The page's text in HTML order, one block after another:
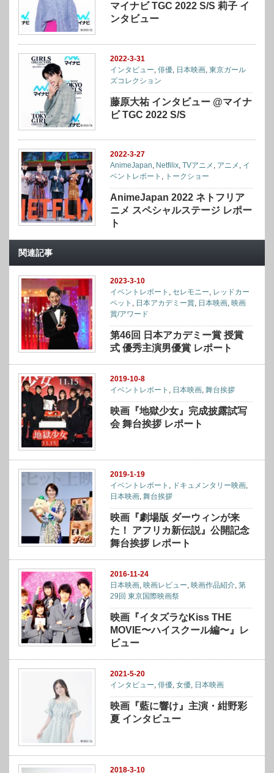
マイナビ TGC 2022 S/S 莉子 イ
ンタビュー
2022-3-31
インタビュー ,俳優 日本映画 ,東京ガール
ズコレクション
藤原大祐 インタビュー @マイナ
ビ TGC 2022 S/S
2022-3-27
AnimeJapan, Netfilix,TVアニメ , アニメ , イ
ベントレポート , トークショー
AnimeJapan 2022 ネトフリア
ニメ スペシャルステージ レポー
ト
関連記事
2023-3-10
イベントレポート , セレモニー, レッドカー
ペット , 日本アカデミー賞, 日本映画,映画
賞/アワード
第46回 日本アカデミー賞 授賞
式 優秀主演男優賞 レポート
2019-10-8
イベントレポート , 日本映画,舞台挨拶
映画『地獄少女』完成披露試写
会 舞台挨拶 レポート
2019-1-19
イベントレポート , ドキュメンタリー映画,
日本映画,舞台挨拶
映画『劇場版 ダーウィンが来
た！ アフリカ新伝説』公開記念
舞台挨拶 レポート
2016-11-24
日本映画,映画レビュー,映画作品紹介,第
29回 東京国際映画祭
映画『イタズラなKiss THE
MOVIE〜ハイスクール編〜』レ
ビュー
2021-5-20
インタビュー,俳優,女優, 日本映画
映画『藍に響け』主演・紺野彩
夏 インタビュー
2018-3-10